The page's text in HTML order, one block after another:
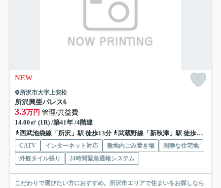
NEW
所沢市大字上安松
所沢興亜パレス6
3.3万円 管理/共益費-
14.00㎡ (1R) /築41年 /4階建
西武池袋線「所沢」駅 徒歩13分
武蔵野線「新秋津」駅 徒歩24分
CATV インターネット対応 敷地内ごみ置き場
閑静な住宅地
外観タイル張り
24時間緊急通報システム
こだわりで選びたい方におすすめ。所沢市エリアで住まいをお探しなら